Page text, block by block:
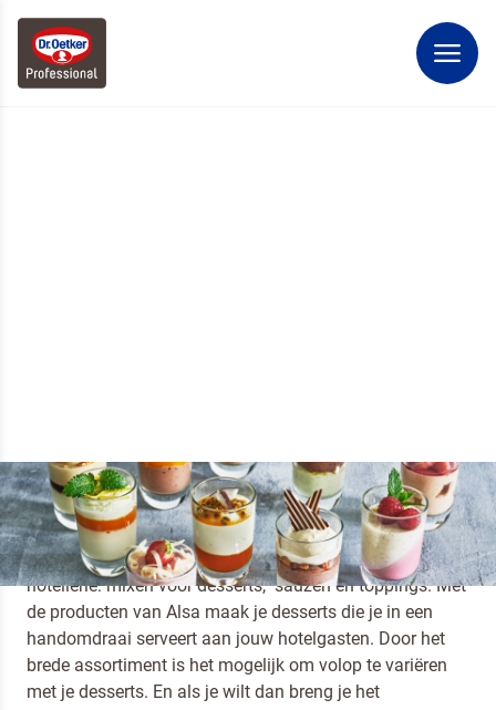
EEN GEVARIEERDE DESSERTKAART
Alsa heeft een uitgebreid assortiment speciaal voor de
hotellerie: mixen voor desserts, sauzen en toppings.Met
de producten van Alsa maak je desserts die je in een
handomdraai serveert aan jouw hotelgasten. Door het
brede assortiment is het mogelijk om volop te variëren
met je desserts. En als je wilt dan breng je het